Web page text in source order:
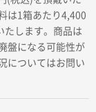
は1箱あたり4,400
たします。商品は
盤になる可能性が
についてはお問い